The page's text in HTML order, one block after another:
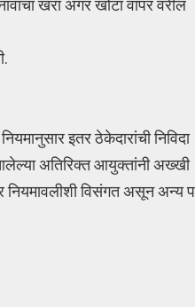
खरा अगर खोटा वापर वरील
इतर ठेकेदारांची निविदा
अतिरिक्त आयुक्तांनी अख्खी
नियमावलीशी विसंगत असून अन्य